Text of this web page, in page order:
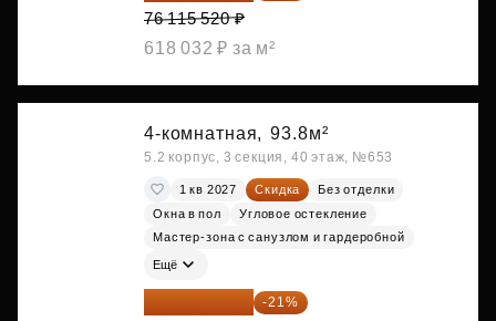
76 115 520 ₽
618 032 ₽ за м²
4-комнатная, 93.8м²
5.2 корпус, 3 секция, 40 этаж, №653
1 кв 2027 Скидка
Без отделки
Окна в пол
Угловое остекление
Мастер-зона с санузлом и гардеробной
Ещё
57 925 533 ₽ -21%